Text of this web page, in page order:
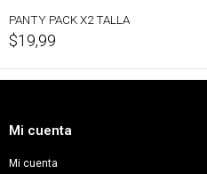
PANTY PACK X2 TALLA
$19,99
Mi cuenta
Mi cuenta